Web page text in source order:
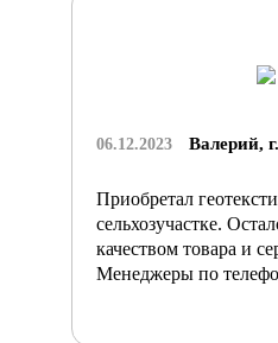
06.12.2023 Валерий,
Приобретал
сельхозучастке.
качеством товара и
Менеджеры по